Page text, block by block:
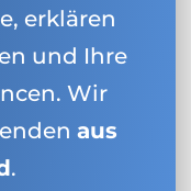
erklären
und Ihre
Wir
aus
.